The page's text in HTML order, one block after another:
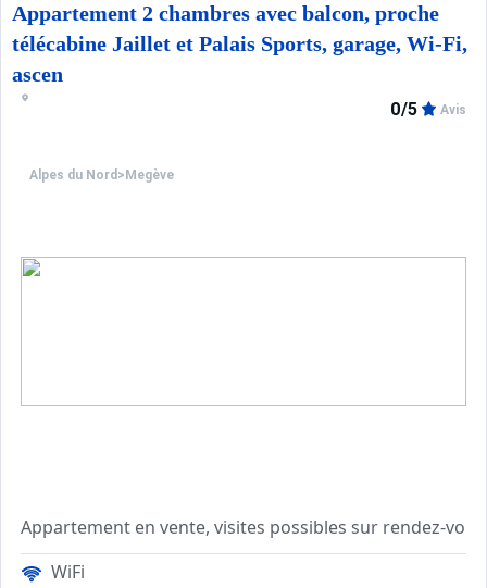
Appartement 2 chambres avec balcon, proche
télécabine Jaillet et Palais Sports, garage, Wi-Fi,
ascen
Alpes du Nord > Megève
0/5 Avis
Appartement en vente, visites possibles sur rendez-
SITUATION : Situé au 1er étage d'une résidence de
WiFi